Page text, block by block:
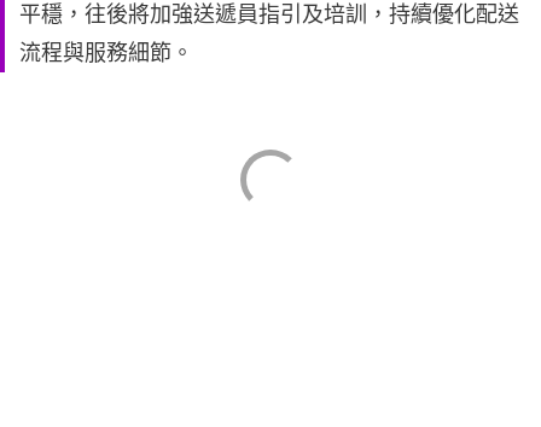
平穩，往後將加強送遞員指引及培訓，持續優化配送
流程與服務細節。